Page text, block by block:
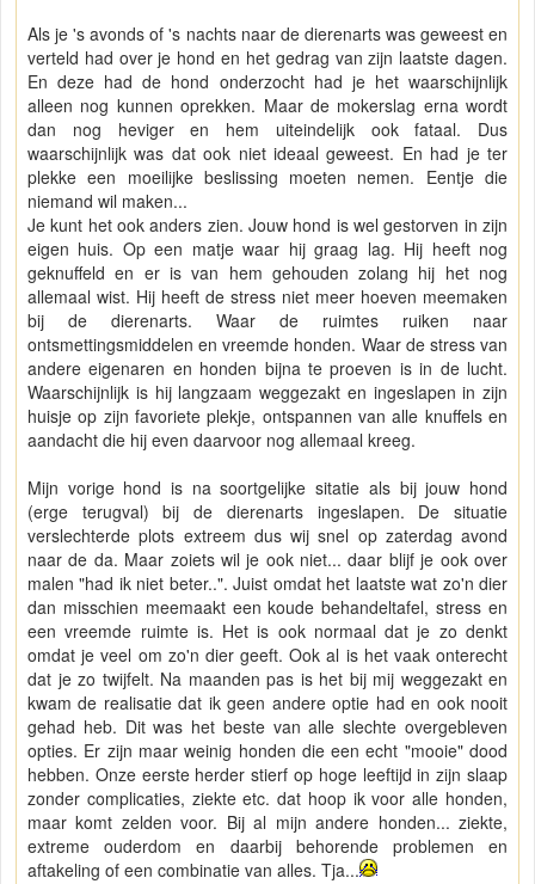
Als je 's avonds of 's nachts naar de dierenarts was geweest en
verteld had over je hond en het gedrag van zijn laatste dagen.
En deze had de hond onderzocht had je het waarschijnlijk
alleen nog kunnen oprekken. Maar de mokerslag erna wordt
dan nog heviger en hem uiteindelijk ook fataal. Dus
waarschijnlijk was dat ook niet ideaal geweest. En had je ter
plekke een moeilijke beslissing moeten nemen. Eentje die
niemand wil maken...
Je kunt het ook anders zien. Jouw hond is wel gestorven in zijn
eigen huis. Op een matje waar hij graag lag. Hij heeft nog
geknuffeld en er is van hem gehouden zolang hij het nog
allemaal wist. Hij heeft de stress niet meer hoeven meemaken
bij de dierenarts. Waar de ruimtes ruiken naar
ontsmettingsmiddelen en vreemde honden. Waar de stress van
andere eigenaren en honden bijna te proeven is in de lucht.
Waarschijnlijk is hij langzaam weggezakt en ingeslapen in zijn
huisje op zijn favoriete plekje, ontspannen van alle knuffels en
aandacht die hij even daarvoor nog allemaal kreeg.
Mijn vorige hond is na soortgelijke sitatie als bij jouw hond
(erge terugval) bij de dierenarts ingeslapen. De situatie
verslechterde plots extreem dus wij snel op zaterdag avond
naar de da. Maar zoiets wil je ook niet... daar blijf je ook over
malen "had ik niet beter..". Juist omdat het laatste wat zo'n dier
dan misschien meemaakt een koude behandeltafel, stress en
een vreemde ruimte is. Het is ook normaal dat je zo denkt
omdat je veel om zo'n dier geeft. Ook al is het vaak onterecht
dat je zo twijfelt. Na maanden pas is het bij mij weggezakt en
kwam de realisatie dat ik geen andere optie had en ook nooit
gehad heb. Dit was het beste van alle slechte overgebleven
opties. Er zijn maar weinig honden die een echt "mooie" dood
hebben. Onze eerste herder stierf op hoge leeftijd in zijn slaap
zonder complicaties, ziekte etc. dat hoop ik voor alle honden,
maar komt zelden voor. Bij al mijn andere honden... ziekte,
extreme ouderdom en daarbij behorende problemen en
aftakeling of een combinatie van alles. Tja...